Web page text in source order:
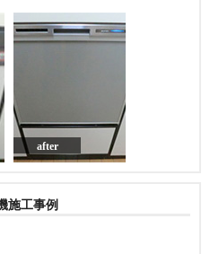
after
施工事例